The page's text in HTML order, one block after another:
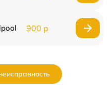
900 р